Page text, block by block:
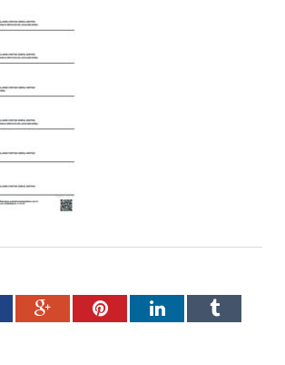
Google+PinterestLinkedInTumblr